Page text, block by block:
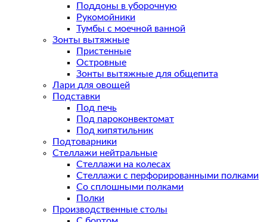
Поддоны в уборочную
Рукомойники
Тумбы с моечной ванной
Зонты вытяжные
Пристенные
Островные
Зонты вытяжные для общепита
Лари для овощей
Подставки
Под печь
Под пароконвектомат
Под кипятильник
Подтоварники
Стеллажи нейтральные
Стеллажи на колесах
Стеллажи с перфорированными полками
Со сплошными полками
Полки
Производственные столы